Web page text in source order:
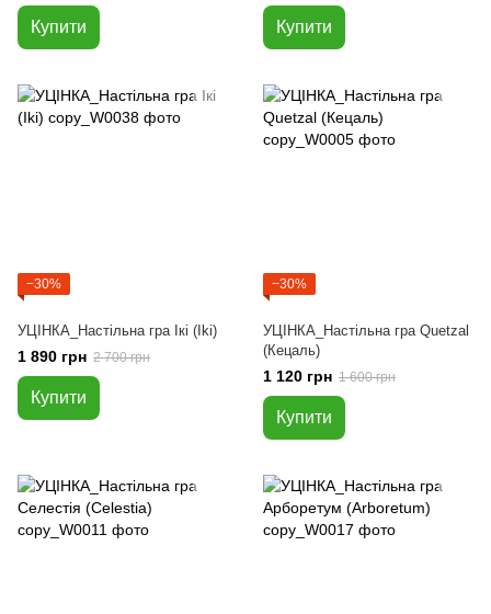
Купити Купити
−30%
УЦІНКА_Настільна гра Ікі (Iki)
1 890 грн 2 700 грн
Купити
−30%
УЦІНКА_Настільна гра Quetzal
(Кецаль)
1 120 грн 1 600 грн
Купити